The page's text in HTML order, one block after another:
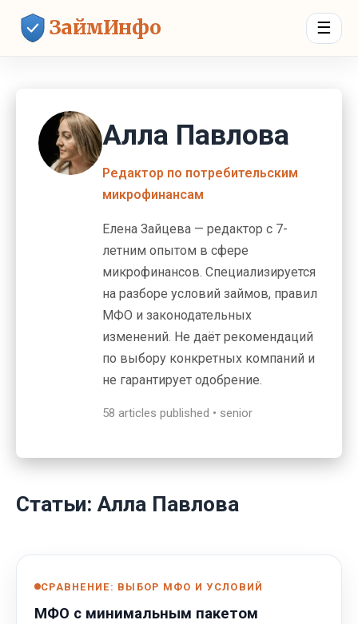
ЗаймИнфо ☰
Алла Павлова
Редактор по потребительским
микрофинансам
Елена Зайцева — редактор с 7-
летним опытом в сфере
микрофинансов. Специализируется
на разборе условий займов, правил
МФО и законодательных
изменений. Не даёт рекомендаций
по выбору конкретных компаний и
не гарантирует одобрение.
58 articles published • senior
Статьи: Алла Павлова
СРАВНЕНИЕ: ВЫБОР МФО И УСЛОВИЙ
МФО с минимальным пакетом